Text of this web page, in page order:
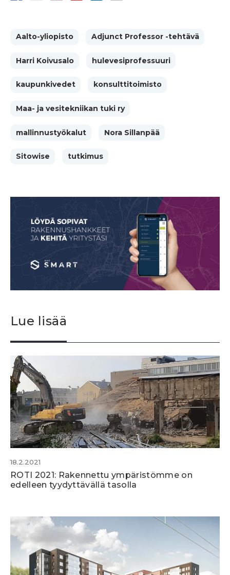
Aalto-yliopisto Adjunct Professor -tehtävä
Harri Koivusalo hulevesiprofessuuri
kaupunkivedet konsulttitoimisto
Maa- ja vesitekniikan tuki ry
mallinnustyökalut Nora Sillanpää
Sitowise tutkimus
Lue lisää
18.2.2021
ROTI 2021: Rakennettu ympäristömme on
edelleen tyydyttävällä tasolla